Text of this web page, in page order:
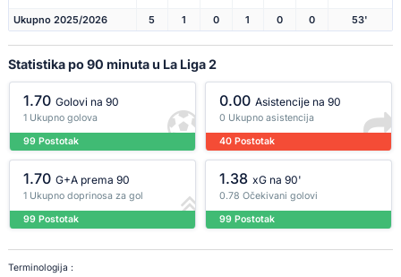
Ukupno 2025/2026 5 1 0 1 0 0 53'
Statistika po 90 minuta u La Liga 2
1.70 Golovi na 90
1 Ukupno golova
99 Postotak
0.00 Asistencije na 90
0 Ukupno asistencija
40 Postotak
1.70 G+A prema 90
1 Ukupno doprinosa za gol
99 Postotak
1.38 xG na 90'
0.78 Očekivani golovi
99 Postotak
Terminologija :